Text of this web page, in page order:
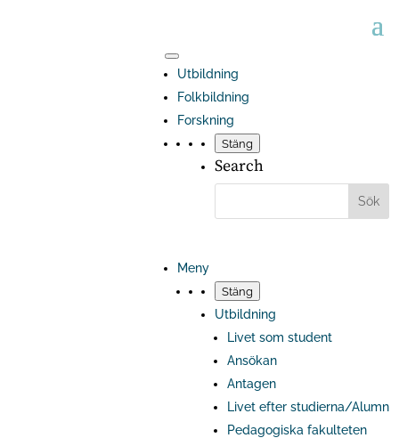
Utbildning
Folkbildning
Forskning
Stäng
Search
Meny
Stäng
Utbildning
Livet som student
Ansökan
Antagen
Livet efter studierna/Alumn
Pedagogiska fakulteten